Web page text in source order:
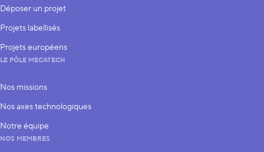
Déposer un projet
Projets labellisés
Projets européens
LE PÔLE MECATECH
Nos missions
Nos axes technologiques
Notre équipe
NOS MEMBRES